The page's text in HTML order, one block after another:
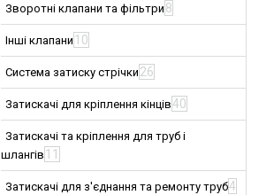
Зворотні клапани та фільтри 8
Інші клапани 10
Система затиску стрічки 26
Затискачі для кріплення кінців40
Затискачі та кріплення для труб і
шлангів 11
Затискачі для з'єднання та ремонту труб4